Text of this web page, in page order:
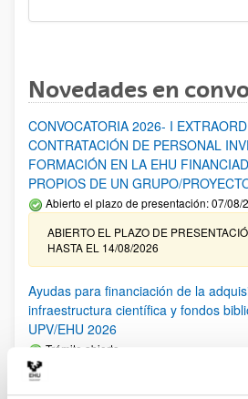
Novedades en
CONVOCATORIA 2026- I
CONTRATACIÓN DE PERSONAL
FORMACIÓN EN LA EHU
PROPIOS DE UN GRUPO/
Abierto el plazo de presentación: 07/08/
ABIERTO EL PLAZO DE
HASTA EL 14/08/2026
Ayudas para financiación de la
infraestructura científica y fondos
UPV/EHU 2026
Trámite abierto
solicitudes admitidas y excluidas. 23/